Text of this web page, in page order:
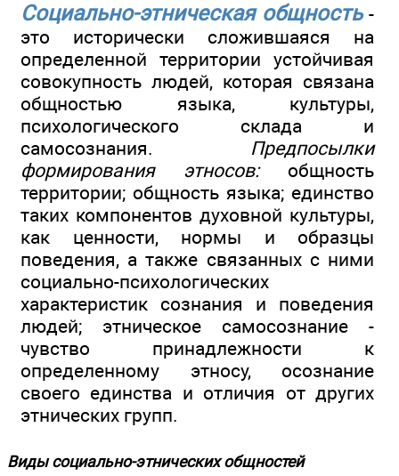
Социально-этническая общность-
это исторически сложившаяся на
определенной территории устойчивая
совокупность людей, которая связана
общностью языка, культуры,
психологического склада и
самосознания. Предпосылки
формирования этносов:общность
территории; общность языка; единство
таких компонентов духовной культуры,
как ценности, нормы и образцы
поведения, а также связанных с ними
социально-психологических
характеристик сознания и поведения
людей; этническое самосознание -
чувство принадлежности к
определенному этносу, осознание
своего единства и отличия от других
этнических групп.
Виды социально-этнических общностей